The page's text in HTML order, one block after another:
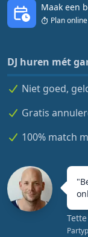
Maak een
Plan
DJ huren mét
Niet goed,
Gratis
100% match
"
Tette